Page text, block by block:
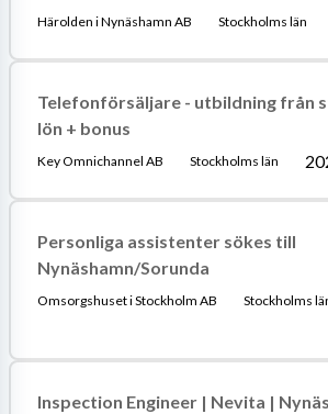
Härolden i Nynäshamn AB Stockholms län
Telefonförsäljare - utbildning från
lön + bonus
Key Omnichannel AB Stockholms län
Personliga assistenter sökes till
Nynäshamn/Sorunda
Omsorgshuset i Stockholm AB Stockholms
Inspection Engineer | Nevita |